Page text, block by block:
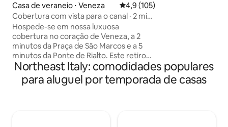
Casa de veraneio ⋅ Veneza 4,9 de uma avaliação média de
4,9 (105)
Cobertura com vista para o canal · 2 min
da Praça de São Marcos
Hospede-se em nossa luxuosa
cobertura no coração de Veneza, a 2
minutos da Praça de São Marcos e a 5
minutos da Ponte de Rialto. Este retiro
no terceiro andar oferece vistas para o
canal com gôndolas à deriva. Com dois
quartos, uma área de estar em plano
Northeast Italy: comodidades populares
para aluguel por temporada de casas